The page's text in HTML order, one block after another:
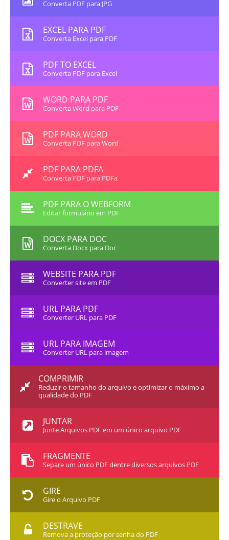
Converta PDF para JPG
EXCEL PARA PDF
Converta Excel para PDF
PDF TO EXCEL
Converta PDF para Excel
WORD PARA PDF
Converta Word para PDF
PDF PARA WORD
Converta PDF para Word
PDF PARA PDFA
Converta PDF para PDFa
PDF PARA O WEBFORM
Editar formulário em PDF
DOCX PARA DOC
Converta Docx para Doc
WEBSITE PARA PDF
Converter site em PDF
URL PARA PDF
Converter URL para PDF
URL PARA IMAGEM
Converter URL para imagem
COMPRIMIR
Reduzir o tamanho do arquivo e optimizar o máximo a
qualidade do PDF
JUNTAR
Junte Arquivos PDF em um único arquivo PDF
FRAGMENTE
Separe um único PDF dentre diversos arquivos PDF
GIRE
Gire o Arquivo PDF
DESTRAVE
Remova a proteção por senha do PDF